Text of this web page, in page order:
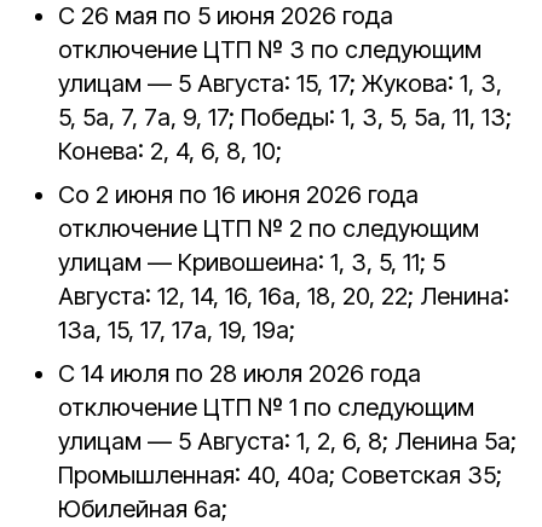
С 26 мая по 5 июня 2026 года
отключение ЦТП № 3 по следующим
улицам — 5 Августа: 15, 17; Жукова: 1, 3,
5, 5а, 7, 7а, 9, 17; Победы: 1, 3, 5, 5а, 11, 13;
Конева: 2, 4, 6, 8, 10;
Со 2 июня по 16 июня 2026 года
отключение ЦТП № 2 по следующим
улицам — Кривошеина: 1, 3, 5, 11; 5
Августа: 12, 14, 16, 16а, 18, 20, 22; Ленина:
13а, 15, 17, 17а, 19, 19а;
С 14 июля по 28 июля 2026 года
отключение ЦТП № 1 по следующим
улицам — 5 Августа: 1, 2, 6, 8; Ленина 5а;
Промышленная: 40, 40а; Советская 35;
Юбилейная 6а;